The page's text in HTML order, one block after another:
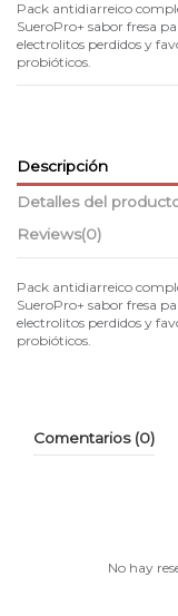
Pack antidiarreico
SueroPro+ sabor fresa
electrolitos perdidos y
probióticos.
Descripción
Detalles del
Reviews(0)
Pack antidiarreico
SueroPro+ sabor fresa
electrolitos perdidos y
probióticos.
Comentarios (0)
No hay